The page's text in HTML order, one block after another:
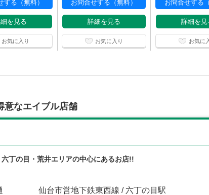
する（無料）
を見る
お気に入り
お問合せする（無料）
詳細を見る
お気に入り
お問合せする
詳細を見
お気に
意なエイブル店舗
丁の目・荒井エリアの中心にあるお店!!
仙台市営地下鉄東西線 / 六丁の目駅